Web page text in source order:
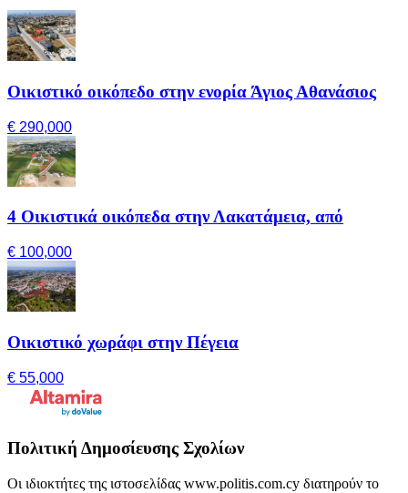
Οικιστικό οικόπεδο στην ενορία Άγιος Αθανάσιος
€ 290,000
4 Οικιστικά οικόπεδα στην Λακατάμεια, από
€ 100,000
Οικιστικό χωράφι στην Πέγεια
€ 55,000
Πολιτική Δημοσίευσης Σχολίων
Οι ιδιοκτήτες της ιστοσελίδας www.politis.com.cy διατηρούν το